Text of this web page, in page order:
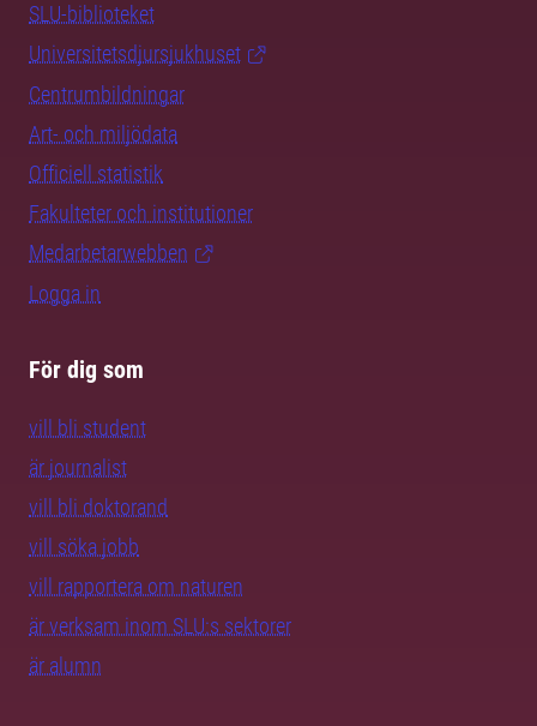
SLU-biblioteket
Universitetsdjursjukhuset
Centrumbildningar
Art- och miljödata
Officiell statistik
Fakulteter och institutioner
Medarbetarwebben
Logga in
För dig som
vill bli student
är journalist
vill bli doktorand
vill söka jobb
vill rapportera om naturen
är verksam inom SLU:s sektorer
är alumn